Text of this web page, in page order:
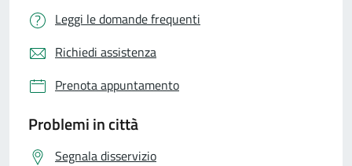
Leggi le domande frequenti
Richiedi assistenza
Prenota appuntamento
Problemi in città
Segnala disservizio